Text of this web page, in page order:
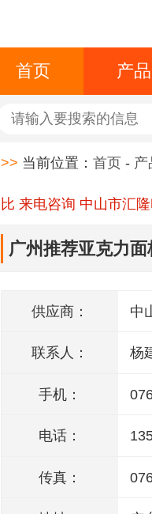
首页 产品
>> 当前位置： 首页 - 产
比 来电咨询 中山市汇
广州推荐亚克力
供应商： 中
联系人： 杨
手机：
电话：
传真：